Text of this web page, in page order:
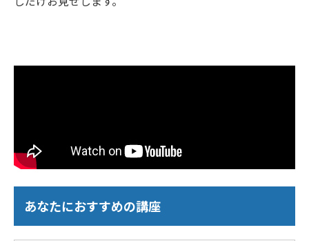
あなたにおすすめの講座